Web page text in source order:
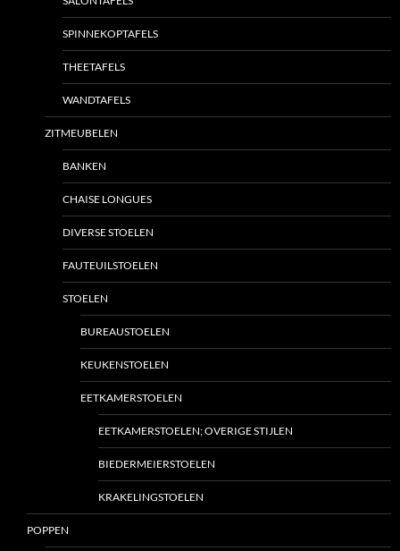
SPINNEKOPTAFELS
THEETAFELS
WANDTAFELS
ZITMEUBELEN
BANKEN
CHAISE LONGUES
DIVERSE STOELEN
FAUTEUILSTOELEN
STOELEN
BUREAUSTOELEN
KEUKENSTOELEN
EETKAMERSTOELEN
EETKAMERSTOELEN; OVERIGE STIJLEN
BIEDERMEIERSTOELEN
KRAKELINGSTOELEN
POPPEN